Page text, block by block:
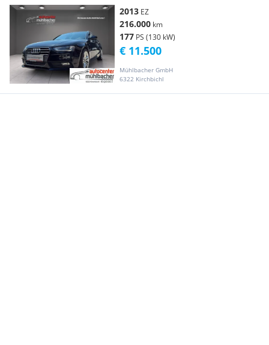
2013 EZ
216.000 km
177 PS (130 kW)
Mühlbacher GmbH
6322 Kirchbichl
€ 11.500